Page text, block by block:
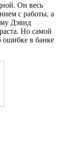
Он весь
с работы, а
Дэвид
Но самой
ошибке в банке